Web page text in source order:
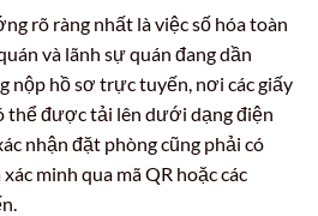
rõ ràng nhất là việc số hóa toàn
và lãnh sự quán đang dần
nộp hồ sơ trực tuyến, nơi các giấy
thể được tải lên dưới dạng điện
nhận đặt phòng cũng phải có
minh qua mã QR hoặc các